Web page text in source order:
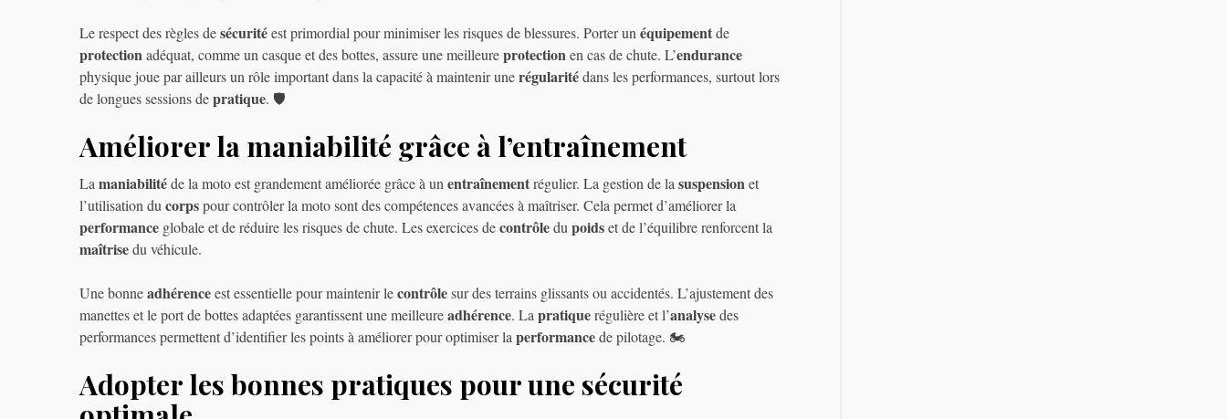
Le respect des règles desécuritéest primordial pour minimiser les risques de blessures. Porter unéquipementde
protectionadéquat, comme un casque et des bottes, assure une meilleureprotectionen cas de chute. L’endurance
physique joue par ailleurs un rôle important dans la capacité à maintenir unerégularitédans les performances, surtout lors
de longues sessions depratique. 🛡️
Améliorer la maniabilité grâce à l’entraînement
Lamaniabilitéde la moto est grandement améliorée grâce à unentraînementrégulier. La gestion de lasuspensionet
l’utilisation ducorpspour contrôler la moto sont des compétences avancées à maîtriser. Cela permet d’améliorer la
performance globale et de réduire les risques de chute. Les exercices decontrôledupoidset de l’équilibre renforcent la
maîtrisedu véhicule.
Une bonneadhérenceest essentielle pour maintenir lecontrôlesur des terrains glissants ou accidentés. L’ajustement des
manettes et le port de bottes adaptées garantissent une meilleureadhérence. Lapratiquerégulière et l’analysedes
performances permettent d’identifier les points à améliorer pour optimiser laperformancede pilotage. 🏍️
Adopter les bonnes pratiques pour une sécurité